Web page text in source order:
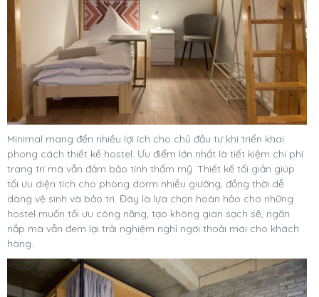
Minimal mang đến nhiều lợi ích cho chủ đầu tư khi triển khai
phong cách thiết kế hostel. Ưu điểm lớn nhất là tiết kiệm chi phí
trang trí mà vẫn đảm bảo tính thẩm mỹ. Thiết kế tối giản giúp
tối ưu diện tích cho phòng dorm nhiều giường, đồng thời dễ
dàng vệ sinh và bảo trì. Đây là lựa chọn hoàn hảo cho những
hostel muốn tối ưu công năng, tạo không gian sạch sẽ, ngăn
nắp mà vẫn đem lại trải nghiệm nghỉ ngơi thoải mái cho khách
hàng.